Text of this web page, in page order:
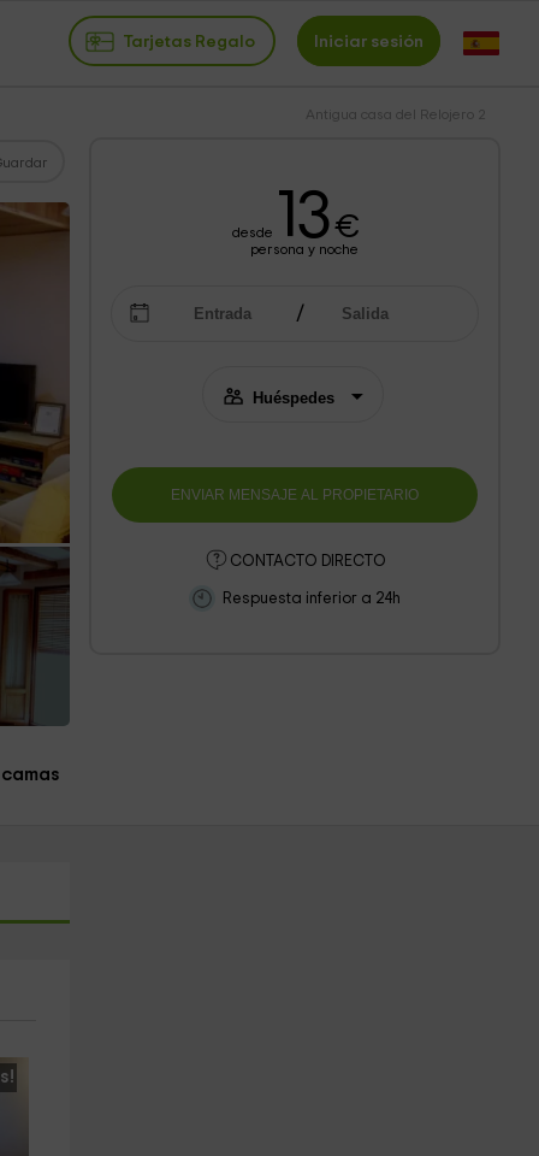
Tarjetas Regalo Iniciar sesión
Antigua casa del Relojero 2
desde 13€
persona y noche
CONTACTO DIRECTO
Respuesta inferior a 24h